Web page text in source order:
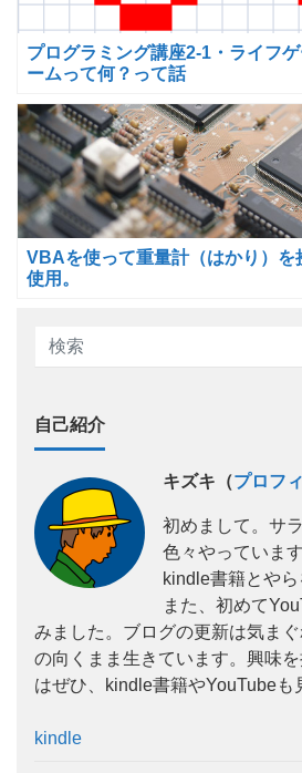
プログラミング講座2-1・ライフ
ームって何？って話
VBAを使って重量計（はかり）
使用。
自己紹介
キズキ（プロフ
初めまして。サ
色々やっていま
kindle書籍とやら
また、初めて
みました。ブログの更新は気ま
の向くまま生きています。興味
はぜひ、kindle書籍やYouTubeも
kindle